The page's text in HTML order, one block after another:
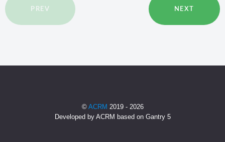
PREV NEXT
© ACRM 2019 - 2026
Developed by ACRM based on Gantry 5